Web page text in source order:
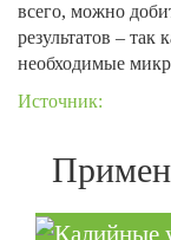
всего, можно
результатов – так
необходимые
Источник: